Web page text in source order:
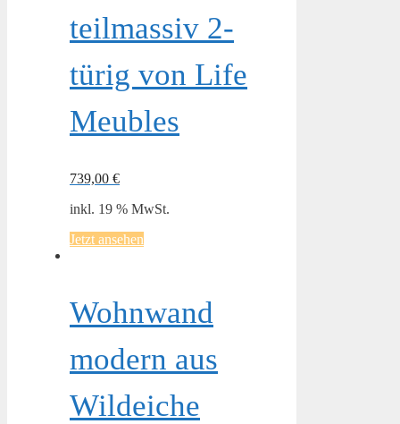
teilmassiv 2-
türig von Life
Meubles
739,00 €
inkl. 19 % MwSt.
Jetzt ansehen
Wohnwand
modern aus
Wildeiche